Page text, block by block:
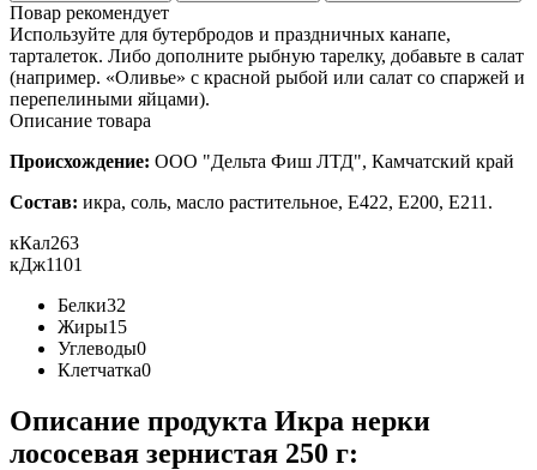
Повар рекомендует
Используйте для бутербродов и праздничных канапе,
тарталеток. Либо дополните рыбную тарелку, добавьте в салат
(например. «Оливье» с красной рыбой или салат со спаржей и
перепелиными яйцами).
Описание товара
Происхождение: ООО "Дельта Фиш ЛТД", Камчатский край
Состав: икра, соль, масло растительное, Е422, Е200, Е211.
кКал263
кДж1101
Белки32
Жиры15
Углеводы0
Клетчатка0
Описание продукта Икра нерки
лососевая зернистая 250 г: